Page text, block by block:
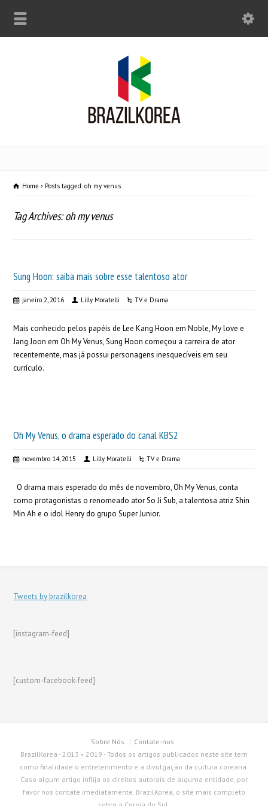
Home Posts tagged: oh my venus
Tag Archives: oh my venus
Sung Hoon: saiba mais sobre esse talentoso ator
janeiro 2, 2016 Lilly Moratelli TV e Drama
Mais conhecido pelos papéis de Lee Kang Hoon em Noble, My love e
Jang Joon em Oh My Venus, Sung Hoon começou a carreira de ator
recentemente, mas já possui personagens inesquecíveis em seu
currículo.
Oh My Venus, o drama esperado do canal KBS2
novembro 14, 2015 Lilly Moratelli TV e Drama
O drama mais esperado do mês de novembro, Oh My Venus, conta
como protagonistas o renomeado ator So Ji Sub, a talentosa atriz Shin
Min Ah e o idol Henry do grupo Super Junior.
Tweets by brazilkorea
[instagram-feed]
[custom-facebook-feed]
Sobre Nós
Contate-nos
BrazilKorea - 2013 • 2019 - Todos os artigos publicados neste site tem
como finalidade o entretenimento e a divulgação da cultura coreana.
Caso algum artigo inflija os direitos autorais de alguma entidade, por
favor nos contate imediatamente. BrazilKorea, o site mais completo